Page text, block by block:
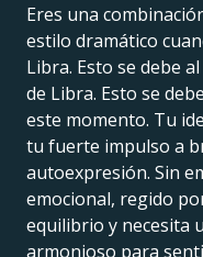
Eres una
estilo dramático
Libra. Esto se debe
de Libra. Esto se
este momento. Tu
tu fuerte impulso a
autoexpresión. Sin
emocional, regido
equilibrio y necesita
armonioso para